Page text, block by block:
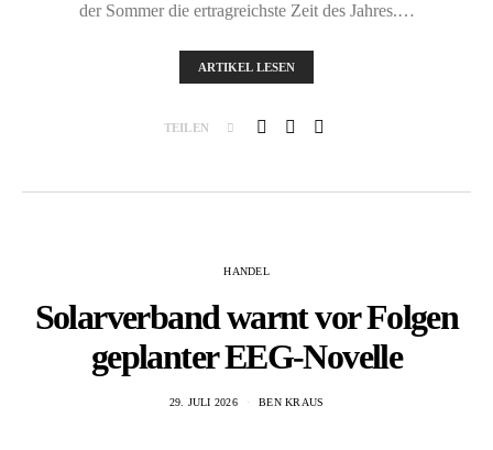
der Sommer die ertragreichste Zeit des Jahres.…
ARTIKEL LESEN
TEILEN
HANDEL
Solarverband warnt vor Folgen
geplanter EEG-Novelle
29. JULI 2026 BEN KRAUS